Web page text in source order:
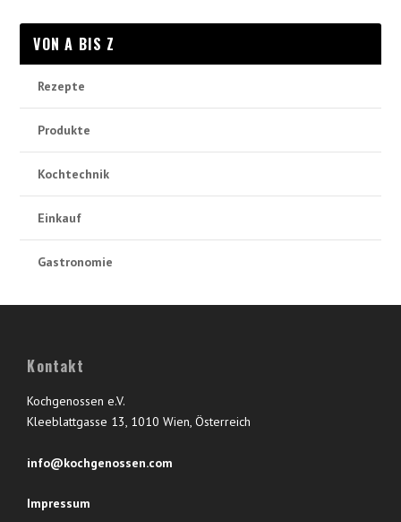
VON A BIS Z
Rezepte
Produkte
Kochtechnik
Einkauf
Gastronomie
Kontakt
Kochgenossen e.V.
Kleeblattgasse 13, 1010 Wien, Österreich
info@kochgenossen.com
Impressum